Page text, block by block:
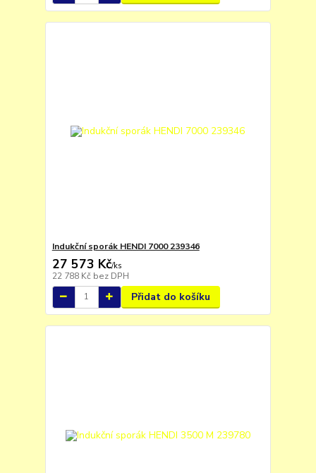
Indukční sporák HENDI 7000 239346
27 573 Kč/ks
22 788 Kč bez DPH
Přidat do košíku